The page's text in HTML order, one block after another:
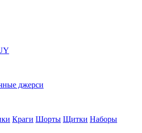
джерси
Краги Шорты Щитки Наборы